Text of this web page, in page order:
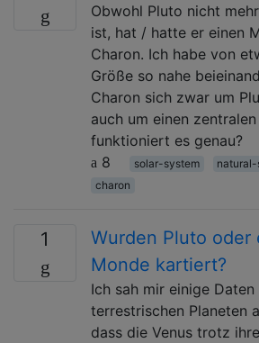
Obwohl Pluto nicht
ist, hat / hatte er einen
Charon. Ich habe von
Größe so nahe
Charon sich zwar um
auch um einen
funktioniert es genau?
8
solar-system
charon
1
Wurden Pluto oder
Monde kartiert?
Ich sah mir einige
terrestrischen Planeten
dass die Venus trotz